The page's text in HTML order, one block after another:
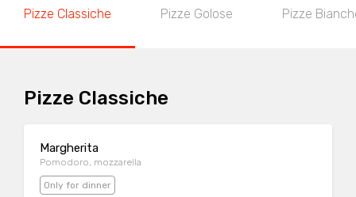
Pizze Classiche Pizze Golose Pizze
Pizze Classiche
Margherita
Pomodoro, mozzarella
Only for dinner